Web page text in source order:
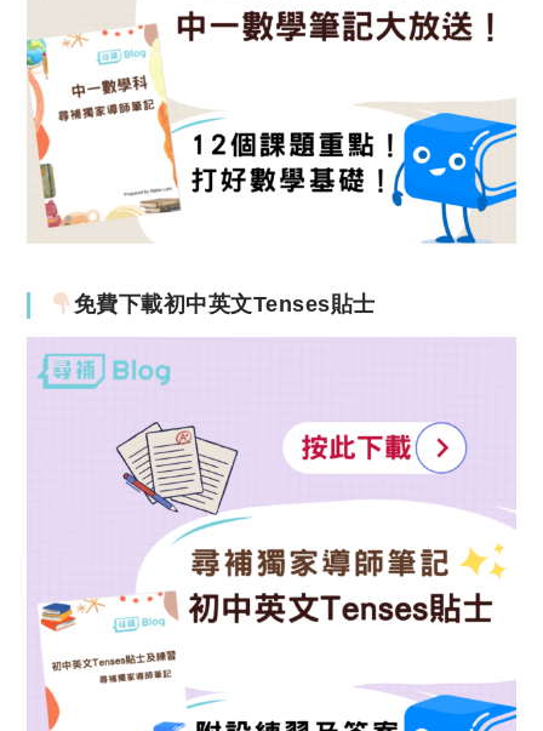
免費下載初中英文Tenses貼士